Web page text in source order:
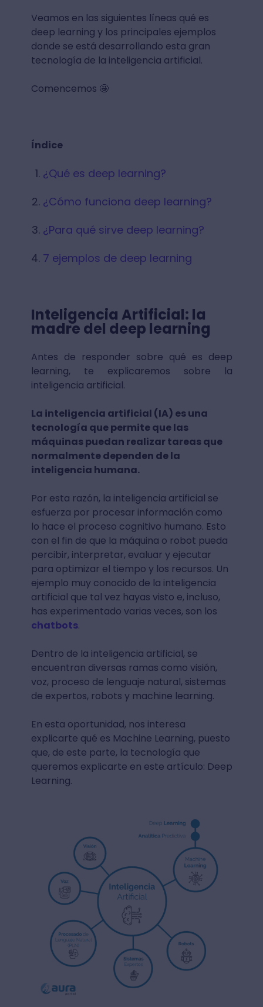
Veamos en las siguientes líneas qué es
deep learning y los principales ejemplos
donde se está desarrollando esta gran
tecnología de la inteligencia artificial.
Comencemos 🤩
Índice
¿Qué es deep learning?
¿Cómo funciona deep learning?
¿Para qué sirve deep learning?
7 ejemplos de deep learning
Inteligencia Artificial: la
madre del deep learning
Antes de responder sobre qué es deep
learning, te explicaremos sobre la
inteligencia artificial.
La inteligencia artificial (IA) es una
tecnología que permite que las
máquinas puedan realizar tareas que
normalmente dependen de la
inteligencia humana.
Por esta razón, la inteligencia artificial se
esfuerza por procesar información como
lo hace el proceso cognitivo humano. Esto
con el fin de que la máquina o robot pueda
percibir, interpretar, evaluar y ejecutar
para optimizar el tiempo y los recursos. Un
ejemplo muy conocido de la inteligencia
artificial que tal vez hayas visto e, incluso,
has experimentado varias veces, son los
chatbots.
Dentro de la inteligencia artificial, se
encuentran diversas ramas como visión,
voz, proceso de lenguaje natural, sistemas
de expertos, robots y machine learning.
En esta oportunidad, nos interesa
explicarte qué es Machine Learning, puesto
que, de este parte, la tecnología que
queremos explicarte en este artículo: Deep
Learning.